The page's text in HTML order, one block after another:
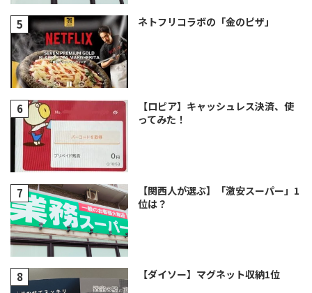
ネトフリコラボの「金のピザ」
【ロピア】キャッシュレス決済、使
ってみた！
【関西人が選ぶ】「激安スーパー」1
位は？
【ダイソー】マグネット収納1位